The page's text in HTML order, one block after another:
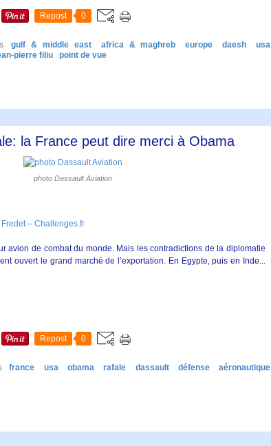
Repost 0
gulf & middle east africa & maghreb europe daesh
usa
pierre filiu
point de vue
la France peut dire merci à Obama
photo Dassault Aviation
– Challenges.fr
avion de combat du monde. Mais les contradictions de la diplomatie
ouvert le grand marché de l’exportation. En Egypte, puis en Inde...
Repost 0
france usa obama rafale dassault défense
aéronautique